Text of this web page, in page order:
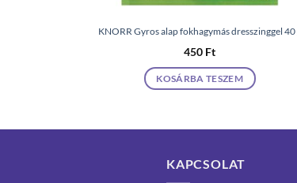
KNORR Gyros alap fokhagymás dresszinggel 40
450 Ft
KOSÁRBA TESZEM
KAPCSOLAT